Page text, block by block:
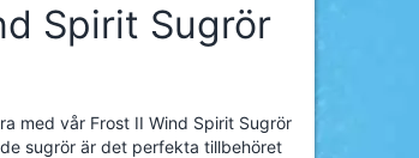
Spirit Sugrör
med vår Frost II Wind Spirit Sugrör
sugrör är det perfekta tillbehöret